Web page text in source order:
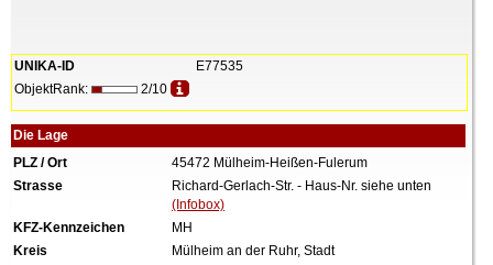
UNIKA-ID
E77535
ObjektRank:
2/10
Die Lage
PLZ / Ort
45472 Mülheim-Heißen-Fulerum
Strasse
Richard-Gerlach-Str. - Haus-Nr. siehe unten
(Infobox)
KFZ-Kennzeichen
MH
Kreis
Mülheim an der Ruhr, Stadt